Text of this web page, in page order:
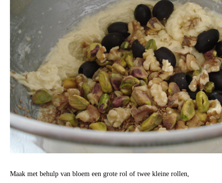
Maak met behulp van bloem een grote rol of twee kleine rollen,